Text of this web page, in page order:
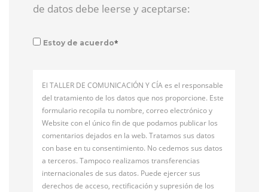
de datos debe leerse y aceptarse:
Estoy de acuerdo*
El TALLER DE COMUNICACIÓN Y CÍA es el responsable
del tratamiento de los datos que nos proporcione. Este
formulario recopila tu nombre, correo electrónico y
Website con el único fin de que podamos publicar los
comentarios dejados en la web. Tratamos sus datos
con base en tu consentimiento. No cedemos sus datos
a terceros. Tampoco realizamos transferencias
internacionales de sus datos. Puede ejercer sus
derechos de acceso, rectificación y supresión de los